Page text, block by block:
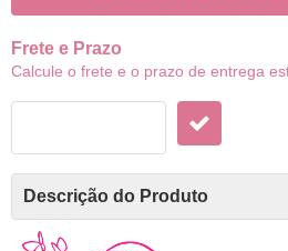
Frete e Prazo
Calcule o frete e o prazo de entrega
Descrição do Produto